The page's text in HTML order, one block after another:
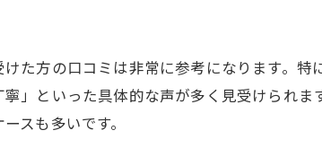
療脱毛でVIOの形やハイジニーナを選ぶ基準
VIO脱毛の体験談で分かる満足度と後悔の声
た方の口コミは非常に参考になります。
」といった具体的な声が多く見受けられ
スも多いです。